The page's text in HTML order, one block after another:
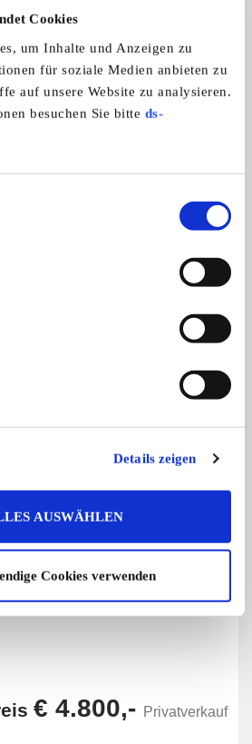
Cookies
um Inhalte und Anzeigen zu
für soziale Medien anbieten zu
auf unsere Website zu analysieren.
besuchen Sie bitte ds-
Details zeigen
AUSWÄHLEN
Cookies verwenden
interessieren
ALLE ANZEIGEN
8
Porsche Porsche
WINTERPREIS:
€ 4.800,- Privatverkauf